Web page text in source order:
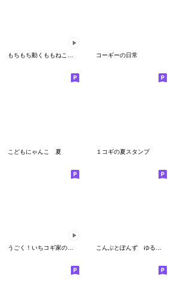
もちもち動くももねこちゃん 9(Version9) コーギーの日常
こどもにゃんこ 夏 １コギの夏スタンプ